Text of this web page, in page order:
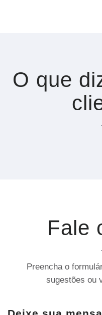
O que
Fale
Preencha o
sugestões ou